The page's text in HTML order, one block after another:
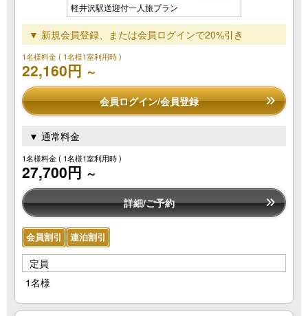
軽井沢駅送迎付一人旅プラン
▼ 新規会員登録、または会員ログインで20%引き
1名様料金( 1名様1室利用時 )
22,160円 ～
会員ログイン/会員登録
▼ 通常料金
1名様料金( 1名様1室利用時 )
27,700円 ～
詳細/ご予約
会員割引 連泊割引
定員
1名様